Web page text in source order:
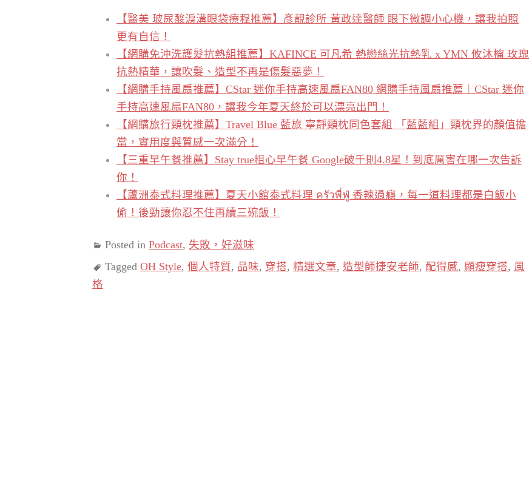
【醫美 玻尿酸淚溝眼袋療程推薦】彥靚診所 黃政達醫師 眼下微調小心機，讓我拍照
更有自信！
【網購免沖洗護髮抗熱組推薦】KAFINCE 可凡希 熱戀絲光抗熱乳 x YMN 攸沐橣 玫瑰
抗熱精華，讓吹髮、造型不再是傷髮惡夢！
【網購手持風扇推薦】CStar 迷你手持高速風扇FAN80 網購手持風扇推薦｜CStar 迷你
手持高速風扇FAN80，讓我今年夏天終於可以漂亮出門！
【網購旅行頸枕推薦】Travel Blue 藍旅 寧靜頸枕同色套組 「藍藍組」頸枕界的顏值擔
當，實用度與質感一次滿分！
【三重早午餐推薦】Stay true粗心早午餐 Google破千則4.8星！到底厲害在哪一次告訴
你！
【蘆洲泰式料理推薦】夏天小館泰式料理 ครัวพี่ฟู่ 香辣過癮，每一道料理都是白飯小
偷！後勁讓你忍不住再續三碗飯！
Posted in Podcast, 失敗，好滋味
Tagged OH Style, 個人特質, 品味, 穿搭, 精選文章, 造型師捷安老師, 配得感, 顯瘦穿搭, 風
格